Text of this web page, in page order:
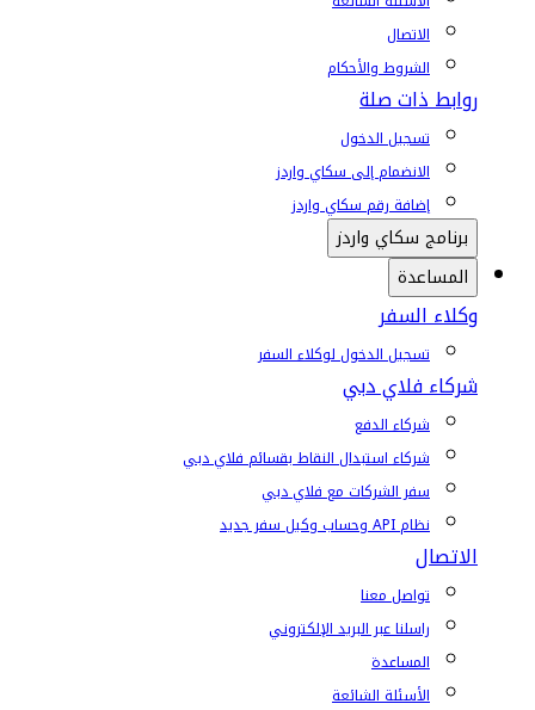
الاتصال
الشروط والأحكام
روابط ذات صلة
تسجيل الدخول
الانضمام إلى سكاي واردز
إضافة رقم سكاي واردز
برنامج سكاي واردز
المساعدة
وكلاء السفر
تسجيل الدخول لوكلاء السفر
شركاء فلاي دبي
شركاء الدفع
شركاء استبدال النقاط بقسائم فلاي دبي
سفر الشركات مع فلاي دبي
نظام API وحساب وكيل سفر جديد
الاتصال
تواصل معنا
راسلنا عبر البريد الإلكتروني
المساعدة
الأسئلة الشائعة